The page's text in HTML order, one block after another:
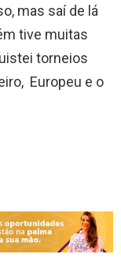
mas saí de lá
tive muitas
torneios
Europeu e o